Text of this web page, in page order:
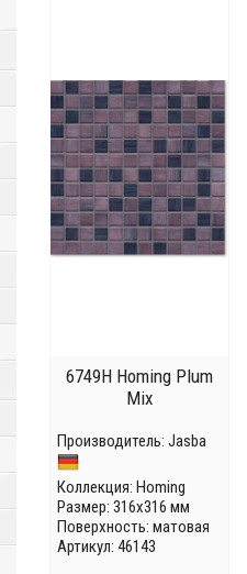
6749H Homing Plum
Mix
Производитель: Jasba
Коллекция: Homing
Размер: 316x316 мм
Поверхность: матовая
Артикул: 46143